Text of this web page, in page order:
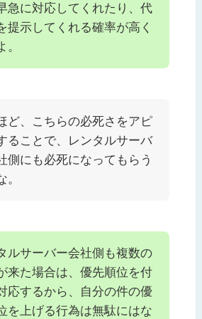
急に対応してくれたり、代
提示してくれる確率が高く
。
ど、こちらの必死さをアピ
ることで、レンタルサーバ
側にも必死になってもらう
。
ルサーバー会社側も複数の
来た場合は、優先順位を付
応するから、自分の件の優
を上げる行為は無駄にはな